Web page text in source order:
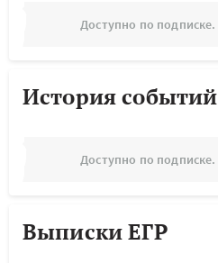
Доступно по подписке.
История событий
Доступно по подписке.
Выписки ЕГР